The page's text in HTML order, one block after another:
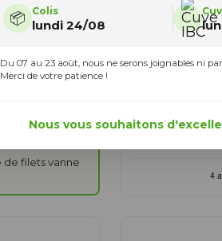
de sortie de la
97 à 100 mm
filets
filets vanne
888083
📦 Colis
lundi 24/08
Du 07 au 23 août, nous ne serons joignables ni
Merci de votre patience !
Nous vous souhaitons